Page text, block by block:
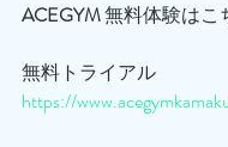
ACEGYM 無料体験はこ
無料トライアル
https://